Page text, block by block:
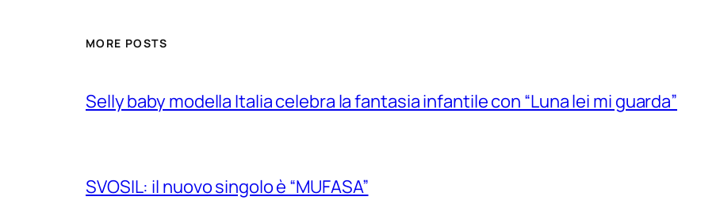
MORE POSTS
Selly baby modella Italia celebra la fantasia infantile con “Luna lei mi guarda”
SVOSIL: il nuovo singolo è “MUFASA”